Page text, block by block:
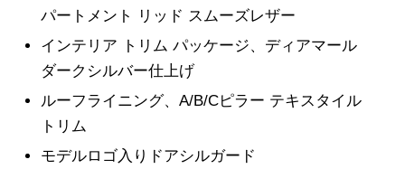
パートメント リッド スムーズレザー
インテリア トリム パッケージ、ディアマール
ダークシルバー仕上げ
ルーフライニング、A/B/Cピラー テキスタイル
トリム
モデルロゴ入りドアシルガード